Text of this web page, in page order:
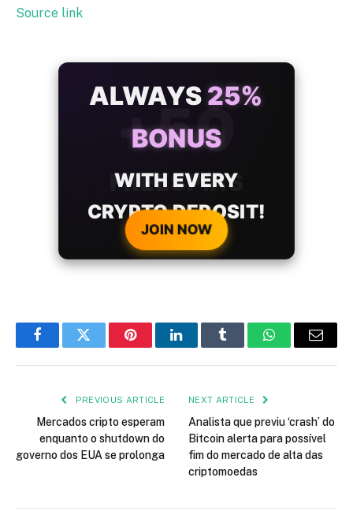
Source link
ALWAYS 25%
BONUS
WITH EVERY
CRYPTO DEPOSIT!
JOIN NOW
FacebookTwitter PinterestLinkedInTumblr WhatsAppEmail
PREVIOUS ARTICLE
Mercados cripto esperam
enquanto o shutdown do
governo dos EUA se prolonga
NEXT ARTICLE
Analista que previu ‘crash’ do
Bitcoin alerta para possível
fim do mercado de alta das
criptomoedas